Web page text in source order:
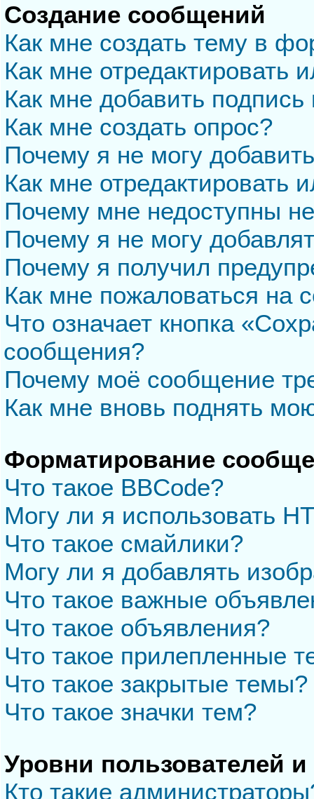
Создание сообщений
Как мне создать тему в
Как мне отредактировать
Как мне добавить
Как мне создать опрос?
Почему я не могу
Как мне отредактировать
Почему мне недоступны
Почему я не могу
Почему я получил
Как мне пожаловаться на
Что означает кнопка
сообщения?
Почему моё сообщение
Как мне вновь поднять
Форматирование
Что такое BBCode?
Могу ли я использовать
Что такое смайлики?
Могу ли я добавлять
Что такое важные
Что такое объявления?
Что такое прилепленные
Что такое закрытые темы?
Что такое значки тем?
Уровни пользователей
Кто такие